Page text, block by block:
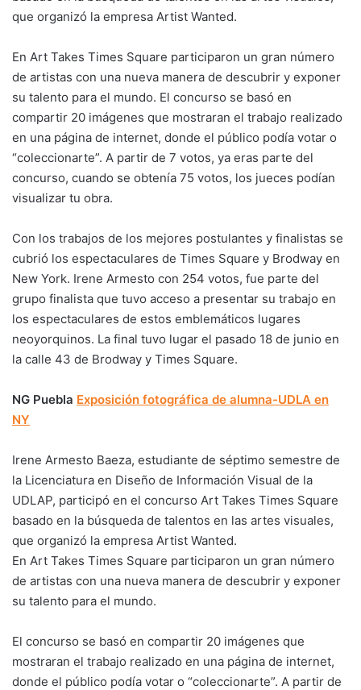
que organizó la empresa Artist Wanted.
En Art Takes Times Square participaron un gran número
de artistas con una nueva manera de descubrir y exponer
su talento para el mundo. El concurso se basó en
compartir 20 imágenes que mostraran el trabajo realizado
en una página de internet, donde el público podía votar o
“coleccionarte”. A partir de 7 votos, ya eras parte del
concurso, cuando se obtenía 75 votos, los jueces podían
visualizar tu obra.
Con los trabajos de los mejores postulantes y finalistas se
cubrió los espectaculares de Times Square y Brodway en
New York. Irene Armesto con 254 votos, fue parte del
grupo finalista que tuvo acceso a presentar su trabajo en
los espectaculares de estos emblemáticos lugares
neoyorquinos. La final tuvo lugar el pasado 18 de junio en
la calle 43 de Brodway y Times Square.
NG Puebla Exposición fotográfica de alumna-UDLA en
NY
Irene Armesto Baeza, estudiante de séptimo semestre de
la Licenciatura en Diseño de Información Visual de la
UDLAP, participó en el concurso Art Takes Times Square
basado en la búsqueda de talentos en las artes visuales,
que organizó la empresa Artist Wanted.
En Art Takes Times Square participaron un gran número
de artistas con una nueva manera de descubrir y exponer
su talento para el mundo.
El concurso se basó en compartir 20 imágenes que
mostraran el trabajo realizado en una página de internet,
donde el público podía votar o “coleccionarte”. A partir de